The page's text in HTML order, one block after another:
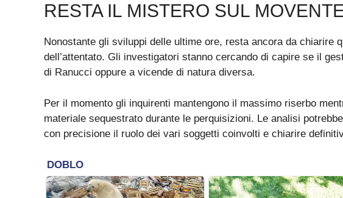
RESTA IL MISTERO SUL
Nonostante gli sviluppi delle ultime ore, resta ancora da chiarire
dell’attentato. Gli investigatori stanno cercando di capire se il
di Ranucci oppure a vicende di natura diversa.
Per il momento gli inquirenti mantengono il massimo riserbo
materiale sequestrato durante le perquisizioni. Le analisi
con precisione il ruolo dei vari soggetti coinvolti e chiarire